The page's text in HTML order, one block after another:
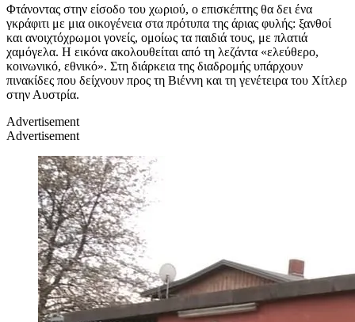
Φτάνοντας στην είσοδο του χωριού, ο επισκέπτης θα δει ένα
γκράφιτι με μια οικογένεια στα πρότυπα της άριας φυλής: ξανθοί
και ανοιχτόχρωμοι γονείς, ομοίως τα παιδιά τους, με πλατιά
χαμόγελα. Η εικόνα ακολουθείται από τη λεζάντα «ελεύθερο,
κοινωνικό, εθνικό». Στη διάρκεια της διαδρομής υπάρχουν
πινακίδες που δείχνουν προς τη Βιέννη και τη γενέτειρα του Χίτλερ
στην Αυστρία.
Advertisement
Advertisement